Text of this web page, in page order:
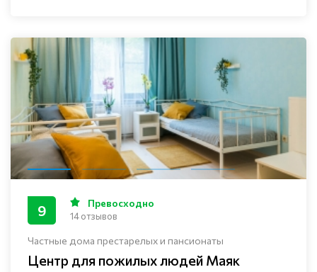
Частные дома престарелых и пансионаты
Центр для пожилых людей Маяк
9 Превосходно
14 отзывов